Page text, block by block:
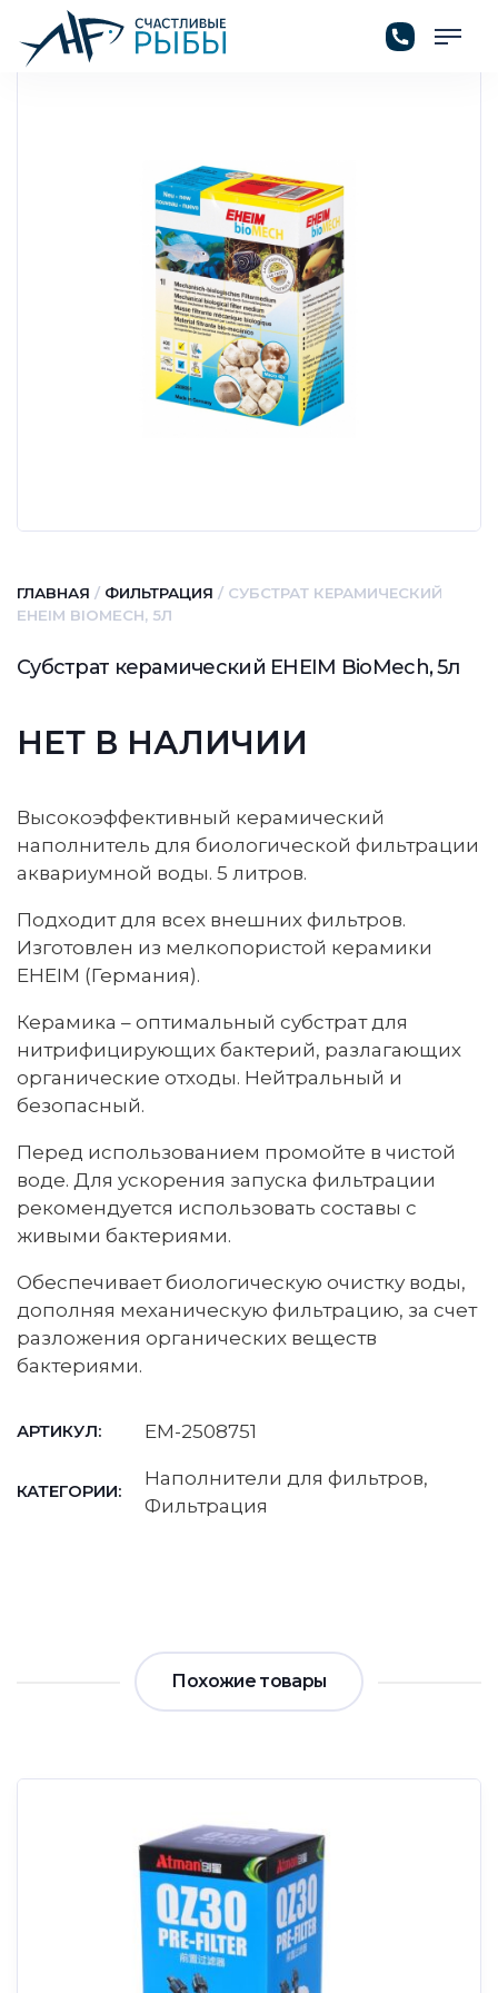
ГЛАВНАЯ / ФИЛЬТРАЦИЯ / СУБСТРАТ КЕРАМИЧЕСКИЙ
EHEIM BIOMECH, 5Л
Субстрат керамический EHEIM BioMech, 5л
НЕТ В НАЛИЧИИ
Высокоэффективный керамический
наполнитель для биологической фильтрации
аквариумной воды. 5 литров.
Подходит для всех внешних фильтров.
Изготовлен из мелкопористой керамики
EHEIM (Германия).
Керамика – оптимальный субстрат для
нитрифицирующих бактерий, разлагающих
органические отходы. Нейтральный и
безопасный.
Перед использованием промойте в чистой
воде. Для ускорения запуска фильтрации
рекомендуется использовать составы с
живыми бактериями.
Обеспечивает биологическую очистку воды,
дополняя механическую фильтрацию, за счет
разложения органических веществ
бактериями.
АРТИКУЛ: EM-2508751
КАТЕГОРИИ:
Наполнители для фильтров,
Фильтрация
Похожие товары